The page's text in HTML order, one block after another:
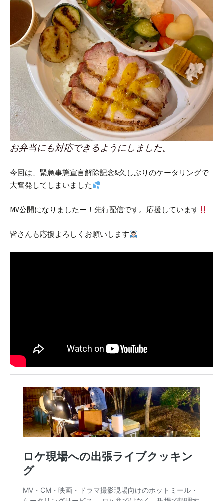
お弁当にも対応できるようにしました。
今回は、緊急事態宣言解除記念&久しぶりのケータリングで
大奮発してしまいました
MV公開になりましたー！先行配信です。応援しています
皆さんも応援よろしくお願いします